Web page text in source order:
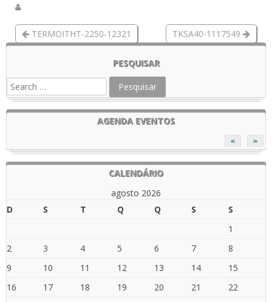
TERMOITHT-2250-12321 TKSA40-1117549
PESQUISAR
AGENDA EVENTOS
< >
CALENDÁRIO
agosto 2026
D
S T Q Q S
S
1
2
3 4 5 6 7
8
9
10 11 12 13 14
15
16
17 18 19 20 21
22